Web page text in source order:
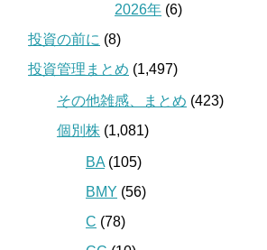
2026年 (6)
投資の前に (8)
投資管理まとめ (1,497)
その他雑感、まとめ (423)
個別株 (1,081)
BA (105)
BMY (56)
C (78)